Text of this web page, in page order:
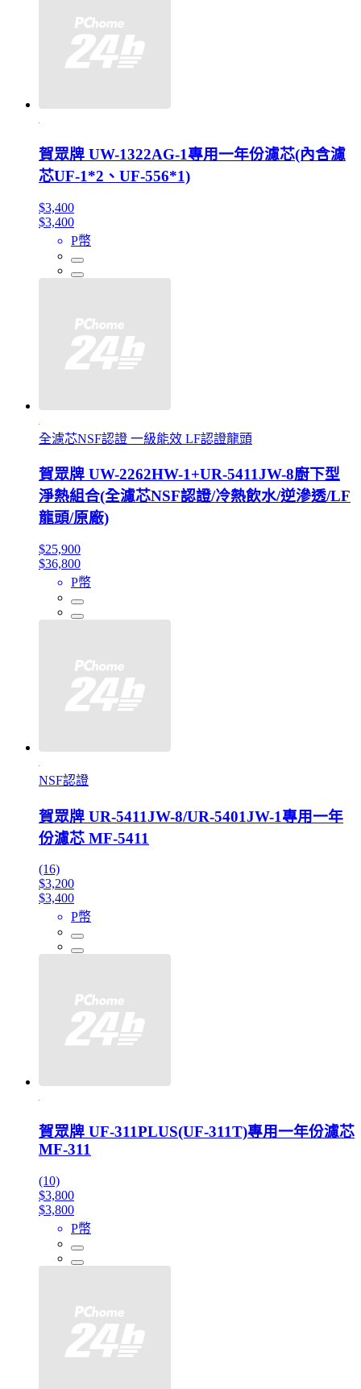
賀眾牌 UW-1322AG-1專用一年份濾芯(內含濾
芯UF-1*2、UF-556*1)
$3,400
$3,400
P幣
全濾芯NSF認證 一級能效 LF認證龍頭
賀眾牌 UW-2262HW-1+UR-5411JW-8廚下型
淨熱組合(全濾芯NSF認證/冷熱飲水/逆滲透/LF
龍頭/原廠)
$25,900
$36,800
P幣
NSF認證
賀眾牌 UR-5411JW-8/UR-5401JW-1專用一年
份濾芯 MF-5411
(16)
$3,200
$3,400
P幣
賀眾牌 UF-311PLUS(UF-311T)專用一年份濾芯
MF-311
(10)
$3,800
$3,800
P幣